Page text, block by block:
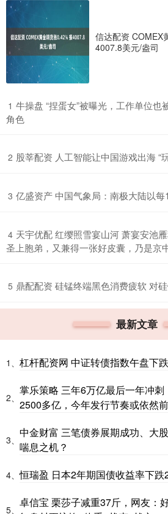
信达配资 COMEX
4007.8美元/盎司
1 牛操盘 “捏蛋女”被曝光，工作单位也
角色
2 股莘配资 人工智能让中国游戏出海 “
3 亿盛资产 中国气象局：南极大陆以
4 天宇优配 红缨照雪宴山河 萧宴安池
圣上胞弟，又兼得一张好皮囊，乃是京
5 鼎配配资 硅锰终端黑色消费疲软 对
最新文章
1、 杠杆配资网 中证转债指数午盘下
2、
掌乐策略 三年6万亿最后一年冲
2500多亿，今年发行节奏或依然
3、
中金财富 三笔债券展期成功、大
喘息之机？
4、恒瑞盈 日本2年期国债收益率下
5、
卓信宝 栗莎子减重37斤，网友：